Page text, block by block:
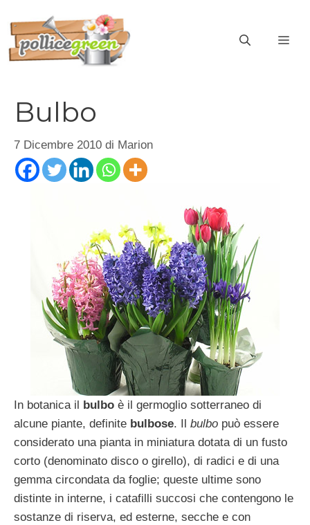
contenuto
Bulbo
7 Dicembre 2010 di Marion
In botanica il bulbo è il germoglio sotterraneo di
alcune piante, definite bulbose. Il bulbo può essere
considerato una pianta in miniatura dotata di un fusto
corto (denominato disco o girello), di radici e di una
gemma circondata da foglie; queste ultime sono
distinte in interne, i catafilli succosi che contengono le
sostanze di riserva, ed esterne, secche e con